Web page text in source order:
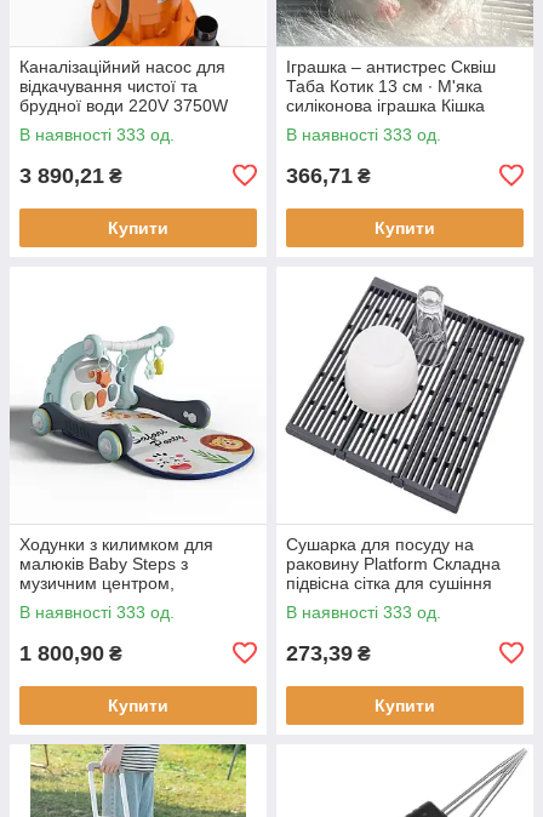
Каналізаційний насос для
відкачування чистої та
брудної води 220V 3750W
В наявності 333 од.
3 890,21 ₴
Купити
Іграшка – антистрес Сквіш
Таба Котик 13 см ∙ М'яка
силіконова іграшка Кішка
В наявності 333 од.
366,71 ₴
Купити
Ходунки з килимком для
малюків Baby Steps з
музичним центром,
бізабордом, піаніно та
Bluetooth підключенням +
В наявності 333 од.
1 800,90 ₴
Купити
Сушарка для посуду на
раковину Platform Складна
підвісна сітка для сушіння
В наявності 333 од.
273,39 ₴
Купити